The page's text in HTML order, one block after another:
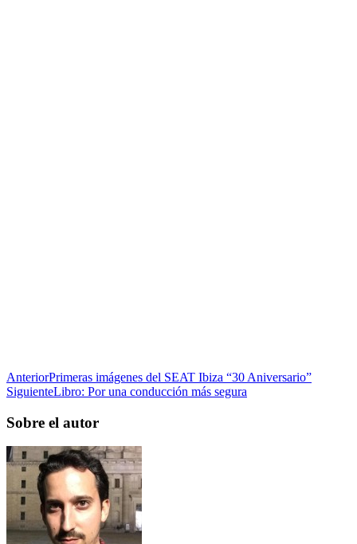
AnteriorPrimeras imágenes del SEAT Ibiza “30 Aniversario”
SiguienteLibro: Por una conducción más segura
Sobre el autor